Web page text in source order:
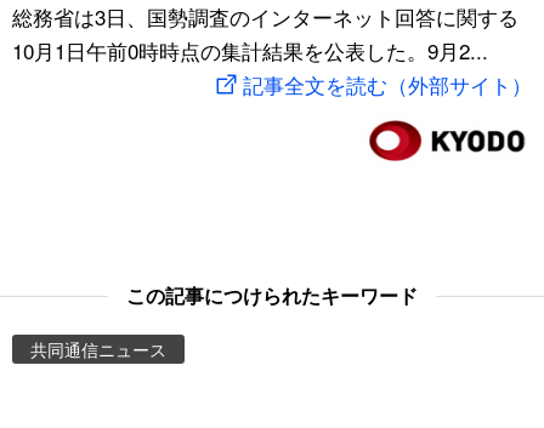
文化
動画/Live
スポーツ・東京2020
総務省は3日、国勢調査のインターネット回答に関する
10月1日午前0時時点の集計結果を公表した。9月2...
記事全文を読む（外部サイト）
この記事につけられたキーワード
共同通信ニュース